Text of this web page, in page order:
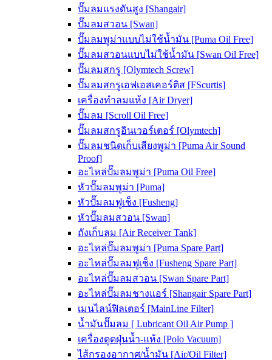
ปั๊มลมแรงดันสูง [Shangair]
ปั๊มลมสวอน [Swan]
ปั๊มลมพูม่าแบบไม่ใช้น้ำมัน [Puma Oil Free]
ปั๊มลมสวอนแบบไม่ใช้น้ำมัน [Swan Oil Free]
ปั๊มลมสกรู [Olymtech Screw]
ปั๊มลมสกรูเอฟเอสเคอร์ติส [FScurtis]
เครื่องทำลมแห้ง [Air Dryer]
ปั๊มลม [Scroll Oil Free]
ปั๊มลมสกรูอินเวอร์เตอร์ [Olymtech]
ปั๊มลมชนิดเก็บเสียงพูม่า [Puma Air Sound
Proof]
อะไหล่ปั๊มลมพูม่า [Puma Oil Free]
หัวปั๊มลมพูม่า [Puma]
หัวปั๊มลมฟูเช็ง [Fusheng]
หัวปั๊มลมสวอน [Swan]
ถังเก็บลม [Air Receiver Tank]
อะไหล่ปั๊มลมพูม่า [Puma Spare Part]
อะไหล่ปั๊มลมฟูเช็ง [Fusheng Spare Part]
อะไหล่ปั๊มลมสวอน [Swan Spare Part]
อะไหล่ปั๊มลมชางแอร์ [Shangair Spare Part]
เมนไลน์ฟิลเตอร์ [MainLine Filter]
น้ำมันปั๊มลม [ Lubricant Oil Air Pump ]
เครื่องดูดฝุ่นน้ำ-แห้ง [Polo Vacuum]
ไส้กรองอากาศ/น้ำมัน [Air/Oil Filter]